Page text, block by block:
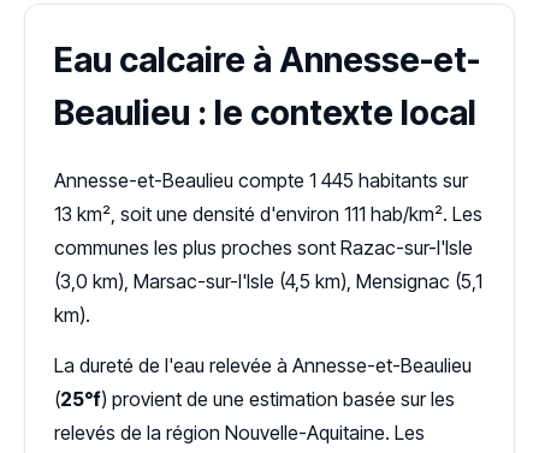
Eau calcaire à Annesse-et-
Beaulieu : le contexte local
Annesse-et-Beaulieu compte 1 445 habitants sur
13 km², soit une densité d'environ 111 hab/km². Les
communes les plus proches sont Razac-sur-l'Isle
(3,0 km), Marsac-sur-l'Isle (4,5 km), Mensignac (5,1
km).
La dureté de l'eau relevée à Annesse-et-Beaulieu
(25°f) provient de une estimation basée sur les
relevés de la région Nouvelle-Aquitaine. Les